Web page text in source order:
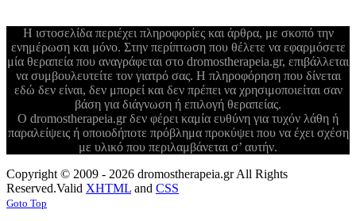
Η ιστοσελίδα περιέχει πληροφορίες και άρθρα, με σκοπό την
ενημέρωση και μόνο. Στην περίπτωση που θέλετε να εφαρμόσετε
μία θεραπεία που αναγράφεται στο dromostherapeia.gr, επιβάλλεται
να συμβουλευτείτε τον γιατρό σας. Η πληροφόρηση που δίνεται
εδώ δεν είναι, δεν μπορεί και δεν πρέπει να χρησιμοποιείται σαν
βάση για διάγνωση ή επιλογή θεραπείας.
Ο dromostherapeia.gr δεν φέρει καμία ευθύνη για τυχόν λάθη ή
παραλείψεις ή οποιοδήποτε πρόβλημα προκύψει που να έχει σχέση
με υλικό που περιλαμβάνεται σ’ αυτήν.
Copyright © 2009 - 2026 dromostherapeia.gr All Rights
Reserved.Valid XHTML and CSS
Goto Top